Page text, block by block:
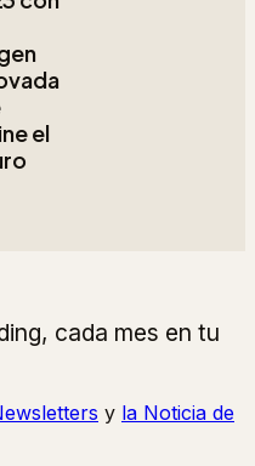
el
cada mes en tu
y la Noticia de